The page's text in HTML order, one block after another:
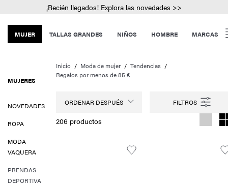
¡Recién llegados! Explora las novedades >>
MUJER TALLAS GRANDES NIÑOS HOMBRE MARCAS
MUJERES
NOVEDADES
ROPA
MODA
VAQUERA
PRENDAS
DEPORTIVA
Inicio Moda de mujer
Tendencias
Regalos por menos de 85 €
ORDENAR DESPUÉS
206 productos